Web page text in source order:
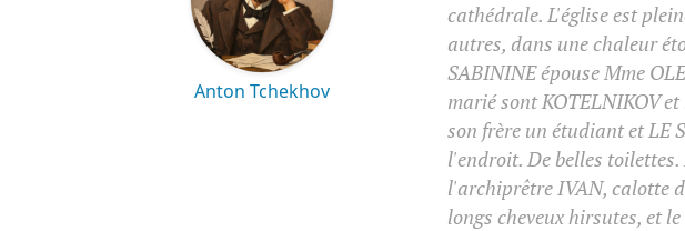
Anton Tchekhov
cathédrale. L'église est
autres, dans une chaleur
SABININE épouse Mme
marié sont KOTELNIKOV
son frère un étudiant et LE
l'endroit. De belles
l'archiprêtre IVAN, calotte
longs cheveux hirsutes, et